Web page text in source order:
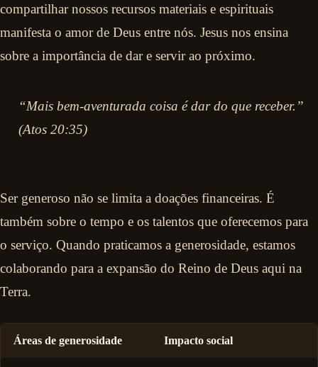
compartilhar nossos recursos materiais e espirituais
manifesta o amor de Deus entre nós. Jesus nos ensina
sobre a importância de dar e servir ao próximo.
“Mais bem-aventurada coisa é dar do que receber.”
(Atos 20:35)
Ser generoso não se limita a doações financeiras. É
também sobre o tempo e os talentos que oferecemos para
o serviço. Quando praticamos a generosidade, estamos
colaborando para a expansão do Reino de Deus aqui na
Terra.
Áreas de generosidade Impacto social